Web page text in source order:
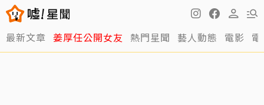
最新文章 姜厚任公開女友 熱門星聞 藝人動態 電影